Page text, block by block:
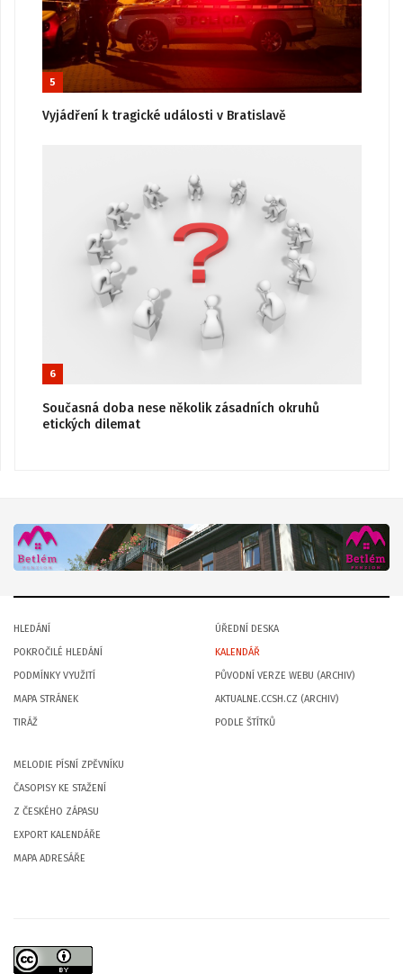
5
Vyjádření k tragické události v Bratislavě
6
Současná doba nese několik zásadních okruhů
etických dilemat
HLEDÁNÍ
POKROČILÉ HLEDÁNÍ
PODMÍNKY VYUŽITÍ
MAPA STRÁNEK
TIRÁŽ
ÚŘEDNÍ DESKA
KALENDÁŘ
PŮVODNÍ VERZE WEBU (ARCHIV)
AKTUALNE.CCSH.CZ (ARCHIV)
PODLE ŠTÍTKŮ
MELODIE PÍSNÍ ZPĚVNÍKU
ČASOPISY KE STAŽENÍ
Z ČESKÉHO ZÁPASU
EXPORT KALENDÁŘE
MAPA ADRESÁŘE